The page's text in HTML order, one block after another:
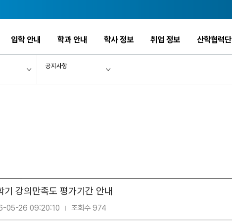
입학 안내 학과 안내 학사 정보 취업 정보 산학협력단
공지사항
강의만족도 평가기간 안내
05-26 09:20:10 |
조회수 974